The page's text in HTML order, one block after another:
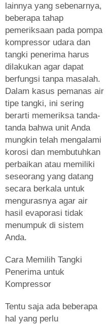
lainnya yang sebenarnya,
beberapa tahap
pemeriksaan pada pompa
kompressor udara dan
tangki penerima harus
dilakukan agar dapat
berfungsi tanpa masalah.
Dalam kasus pemanas air
tipe tangki, ini sering
berarti memeriksa tanda-
tanda bahwa unit Anda
mungkin telah mengalami
korosi dan membutuhkan
perbaikan atau memiliki
seseorang yang datang
secara berkala untuk
mengurasnya agar air
hasil evaporasi tidak
menumpuk di sistem
Anda.
Cara Memilih Tangki
Penerima untuk
Kompressor
Tentu saja ada beberapa
hal yang perlu